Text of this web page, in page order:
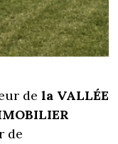
de la VALLÉE
de